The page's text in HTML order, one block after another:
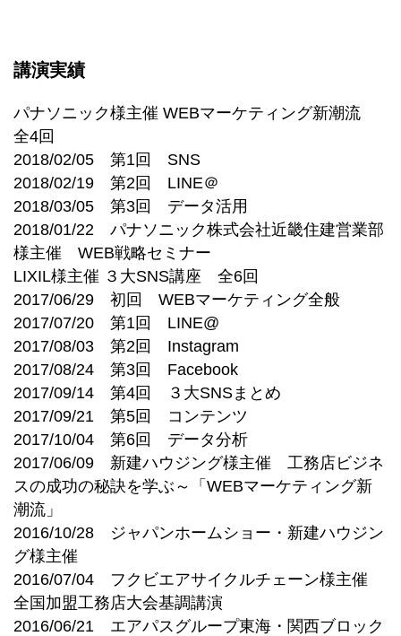
講演実績
パナソニック様主催 WEBマーケティング新潮流
全4回
2018/02/05 第1回 SNS
2018/02/19 第2回 LINE＠
2018/03/05 第3回 データ活用
2018/01/22 パナソニック株式会社近畿住建営業部
様主催 WEB戦略セミナー
LIXIL様主催 ３大SNS講座 全6回
2017/06/29 初回 WEBマーケティング全般
2017/07/20 第1回 LINE@
2017/08/03 第2回 Instagram
2017/08/24 第3回 Facebook
2017/09/14 第4回 ３大SNSまとめ
2017/09/21 第5回 コンテンツ
2017/10/04 第6回 データ分析
2017/06/09 新建ハウジング様主催 工務店ビジネ
スの成功の秘訣を学ぶ～「WEBマーケティング新
潮流」
2016/10/28 ジャパンホームショー・新建ハウジン
グ様主催
2016/07/04 フクビエアサイクルチェーン様主催
全国加盟工務店大会基調講演
2016/06/21 エアパスグループ東海・関西ブロック